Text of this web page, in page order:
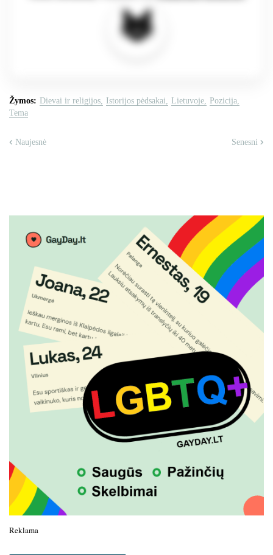
Žymos: Dievai ir religijos Istorijos pėdsakai Lietuvoje
Pozicija
Tema
Naujesnė Senesni
Reklama